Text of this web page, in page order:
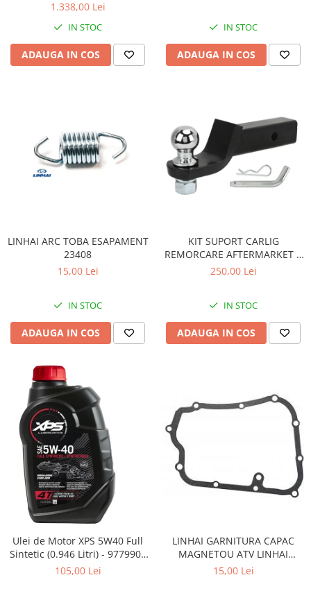
Sistem Alimentare
Piese Snowmobil
Plastice
Aparatoare
Sistem de Răcire
Pompe Apa
Radiatoare
ventilator
1.338,00 Lei
IN STOC
ADAUGA IN COS
IN STOC
ADAUGA IN COS
LINHAI ARC TOBA ESAPAMENT
23408
15,00 Lei
IN STOC
ADAUGA IN COS
KIT SUPORT CARLIG
REMORCARE AFTERMARKET 2
INCH CU BILA SI STIFT 3.4
250,00 Lei
IN STOC
ADAUGA IN COS
Ulei de Motor XPS 5W40 Full
Sintetic (0.946 Litri) - 9779900
CAN AM
105,00 Lei
LINHAI GARNITURA CAPAC
MAGNETOU ATV LINHAI
260/300/400 - 23617
15,00 Lei